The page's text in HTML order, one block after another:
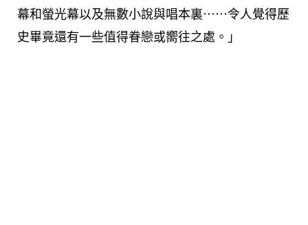
幕和螢光幕以及無數小說與唱本裏⋯⋯令人覺得歷
史畢竟還有一些值得眷戀或嚮往之處。」